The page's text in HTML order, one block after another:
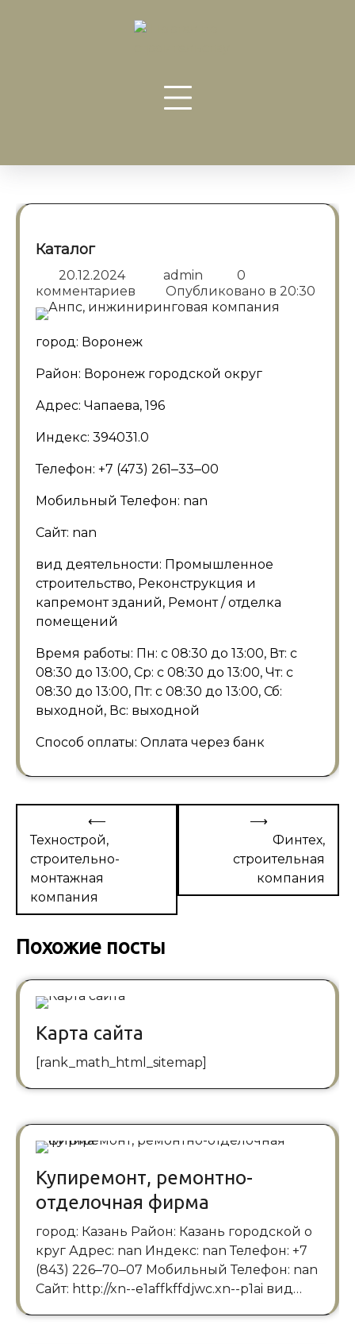
Каталог
20.12.2024 admin
0
комментариев
Опубликовано в 20:30
город: Воронеж
Район: Воронеж городской округ
Адрес: Чапаева, 196
Индекс: 394031.0
Телефон: +7 (473) 261‒33‒00
Мобильный Телефон: nan
Сайт: nan
вид деятельности: Промышленное
строительство, Реконструкция и
капремонт зданий, Ремонт / отделка
помещений
Время работы: Пн: с 08:30 до 13:00, Вт: с
08:30 до 13:00, Ср: с 08:30 до 13:00, Чт: с
08:30 до 13:00, Пт: с 08:30 до 13:00, Сб:
выходной, Вс: выходной
Способ оплаты: Оплата через банк
Навигация
по
записям
⟵
Технострой,
строительно-
монтажная
компания
Финтех,
строительная
компания
⟶
Похожие посты
Карта сайта
[rank_math_html_sitemap]
Купиремонт, ремонтно-
отделочная фирма
город: Казань Район: Казань городской о
круг Адрес: nan Индекс: nan Телефон: +7
(843) 226‒70‒07 Мобильный Телефон: nan
Сайт: http://xn--e1affkffdjwc.xn--p1ai вид…